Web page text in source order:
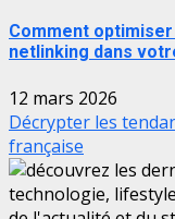
Comment
netlinking dans
12 mars 2026
Décrypter les
française